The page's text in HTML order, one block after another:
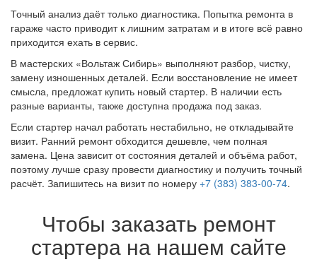
Точный анализ даёт только диагностика. Попытка ремонта в
гараже часто приводит к лишним затратам и в итоге всё равно
приходится ехать в сервис.
В мастерских «Вольтаж Сибирь» выполняют разбор, чистку,
замену изношенных деталей. Если восстановление не имеет
смысла, предложат купить новый стартер. В наличии есть
разные варианты, также доступна продажа под заказ.
Если стартер начал работать нестабильно, не откладывайте
визит. Ранний ремонт обходится дешевле, чем полная
замена. Цена зависит от состояния деталей и объёма работ,
поэтому лучше сразу провести диагностику и получить точный
расчёт. Запишитесь на визит по номеру +7 (383) 383-00-74.
Чтобы заказать ремонт
стартера на нашем сайте